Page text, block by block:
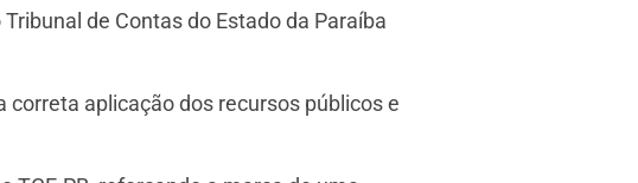
de Contas do Estado da Paraíba
aplicação dos recursos públicos e